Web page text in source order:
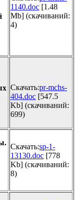
1140.doc [1.48
Mb] (cкачиваний:
4)
Скачать:pr-mchs-
404.doc [547.5
Kb] (cкачиваний:
699)
Скачать:sp-1-
13130.doc [778
Kb] (cкачиваний:
8)